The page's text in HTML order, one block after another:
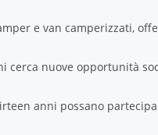
e van camperizzati,
cerca nuove opportunità
anni possano